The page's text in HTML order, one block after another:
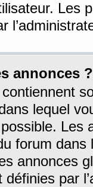
Les
annonces ?
lequel
Les
forum dans
annonces
définies par